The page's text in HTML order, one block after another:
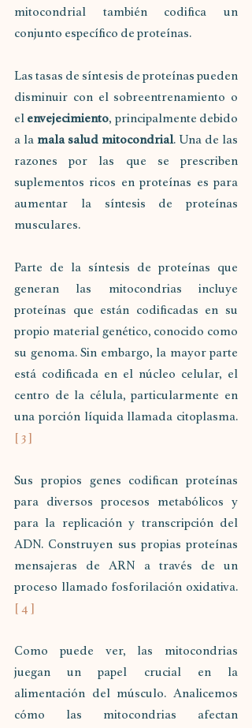
mitocondrial también codifica un
conjunto específico de proteínas.
Las tasas de síntesis de proteínas pueden
disminuir con el sobreentrenamiento o
el envejecimiento, principalmente debido
a la mala salud mitocondrial. Una de las
razones por las que se prescriben
suplementos ricos en proteínas es para
aumentar la síntesis de proteínas
musculares.
Parte de la síntesis de proteínas que
generan las mitocondrias incluye
proteínas que están codificadas en su
propio material genético, conocido como
su genoma. Sin embargo, la mayor parte
está codificada en el núcleo celular, el
centro de la célula, particularmente en
[ 3 ]
Sus propios genes codifican proteínas
para diversos procesos metabólicos y
para la replicación y transcripción del
ADN. Construyen sus propias proteínas
mensajeras de ARN a través de un
[ 4 ]
Como puede ver, las mitocondrias
juegan un papel crucial en la
alimentación del músculo. Analicemos
cómo las mitocondrias afectan